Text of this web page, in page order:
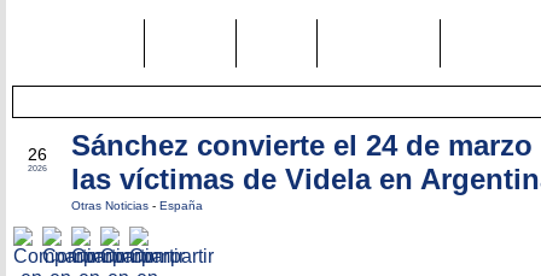
26
2026
Sánchez convierte el 24 de
las víctimas de Videla en
Otras Noticias - España